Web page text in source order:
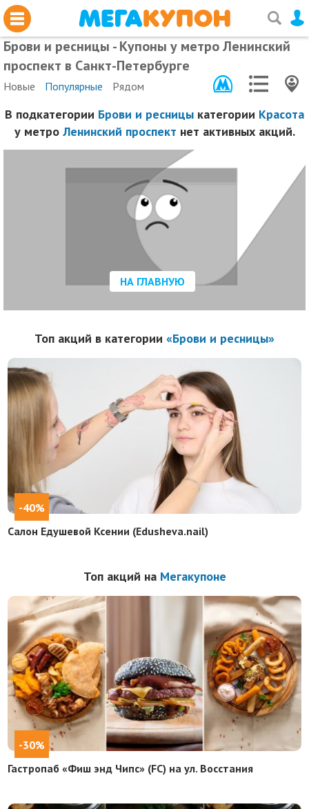
Брови и ресницы - Купоны у метро Ленинский
проспект в Санкт-Петербурге
Новые Популярные Рядом
В подкатегории Брови и ресницы категории Красота
у метро Ленинский проспект нет активных акций.
НА ГЛАВНУЮ
Топ акций в категории «Брови и ресницы»
-40%
Салон Едушевой Ксении (Edusheva.nail)
Топ акций на Мегакупоне
-30%
Гастропаб «Фиш энд Чипс» (FC) на ул. Восстания